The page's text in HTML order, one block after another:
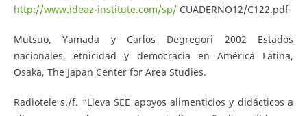
http://www.ideaz-institute.com/sp/CUADERNO12/C122.pdf
Mutsuo, Yamada y Carlos Degregori 2002 Estados
nacionales, etnicidad y democracia en América Latina,
Osaka, The Japan Center for Area Studies.
Radiotele s./f. “Lleva SEE apoyos alimenticios y didácticos a